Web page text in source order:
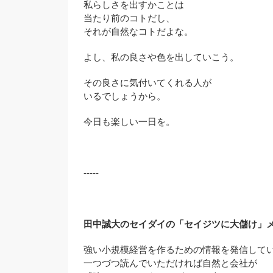
私らしさを出すかことは
当たり前のコトだし、
それが自然なコトだよな。
よし、私の良さや色を出していこう。
その良さに気付いてくれる人が
いるでしょうから。
今日も楽しい一日を。
-----
田中誠大のセイダイの「セイジツに大儲け」
強い小規模経営を作るための情報を発信して
一つづつ読んでいただければ自然と会社が